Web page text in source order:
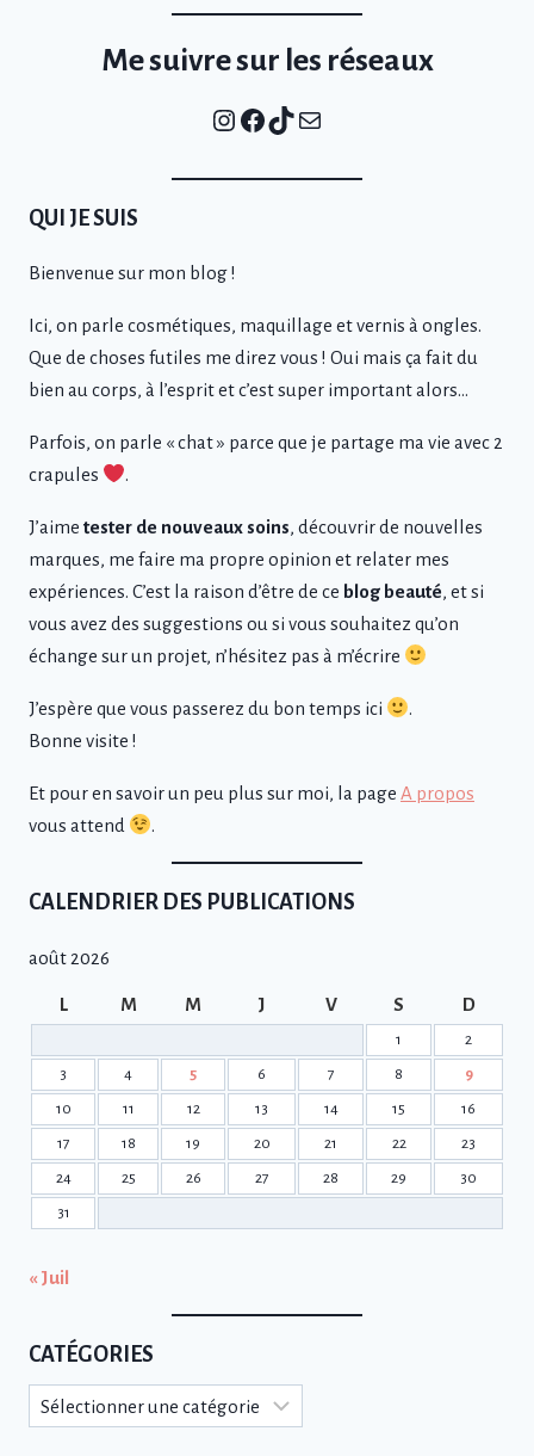
Me suivre sur les réseaux
Instagram
Facebook
TikTok
E-mail
QUI JE SUIS
Bienvenue sur mon blog !
Ici, on parle cosmétiques, maquillage et vernis à ongles.
Que de choses futiles me direz vous ! Oui mais ça fait du
bien au corps, à l’esprit et c’est super important alors…
Parfois, on parle « chat » parce que je partage ma vie avec 2
crapules
.
J’aime tester de nouveaux soins, découvrir de nouvelles
marques, me faire ma propre opinion et relater mes
expériences. C’est la raison d’être de ce blog beauté, et si
vous avez des suggestions ou si vous souhaitez qu’on
échange sur un projet, n’hésitez pas à m’écrire
J’espère que vous passerez du bon temps ici
.
Bonne visite !
Et pour en savoir un peu plus sur moi, la page A propos
vous attend
.
CALENDRIER DES PUBLICATIONS
août 2026
L M M J V S D
1 2
3 4 5 6 7 8 9
10 11 12 13 14 15 16
17 18 19 20 21 22 23
24 25 26 27 28 29 30
31
« Juil
CATÉGORIES
Catégories